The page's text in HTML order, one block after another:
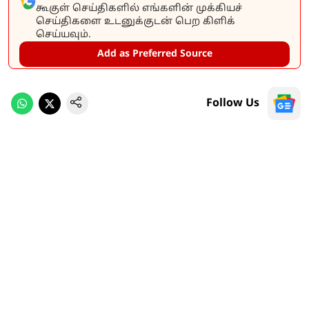
கூகுள் செய்திகளில் எங்களின் முக்கியச்
செய்திகளை உடனுக்குடன் பெற கிளிக்
செய்யவும்.
Add as Preferred Source
Follow Us